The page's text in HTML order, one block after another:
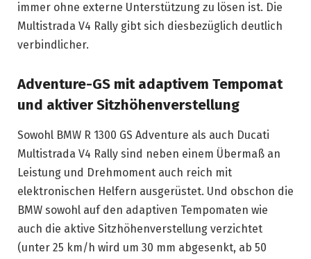
immer ohne externe Unterstützung zu lösen ist. Die
Multistrada V4 Rally gibt sich diesbezüglich deutlich
verbindlicher.
Adventure-GS mit adaptivem Tempomat
und aktiver Sitzhöhenverstellung
Sowohl BMW R 1300 GS Adventure als auch Ducati
Multistrada V4 Rally sind neben einem Übermaß an
Leistung und Drehmoment auch reich mit
elektronischen Helfern ausgerüstet. Und obschon die
BMW sowohl auf den adaptiven Tempomaten wie
auch die aktive Sitzhöhenverstellung verzichtet
(unter 25 km/h wird um 30 mm abgesenkt, ab 50